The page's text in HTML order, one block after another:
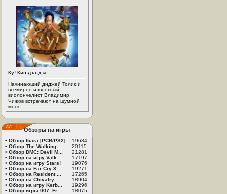
Ку! Кин-дза-дза
Начинающий диджей Толик и
всемирно известный
виолончелист Владимир
Чижов встречают на шумной
моск...
Обзоры на игры
• Обзор Ibara [PCB/PS2]
19684
• Обзор The Walking ...
20115
• Обзор DMC: Devil M...
21281
• Обзор на игру Valk...
17197
• Обзор на игру Stars!
19076
• Обзор на Far Cry 3
19271
• Обзор на Resident ...
17265
• Обзор на Chivalry:...
18904
• Обзор на игру Kerb...
19296
• Обзор игры 007: Fr... 18075